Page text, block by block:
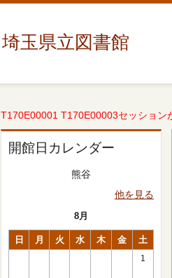
埼玉県立図書館
T170E00001 T170E00003セッショ
開館日カレンダー
熊谷
他を見る
8月
日 月 火 水 木 金 土
1